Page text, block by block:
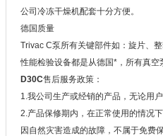
公司冷冻干燥机配套十分方便。
德国质量
Trivac C泵所有关键部件如：旋片、
性能检验设备都是从德国*，所有真
D30C售后服务政策：
1.我公司生产或经销的产品，无论用
2.产品保修期内，在正常使用的情况
因自然灾害造成的故障，不属于免费